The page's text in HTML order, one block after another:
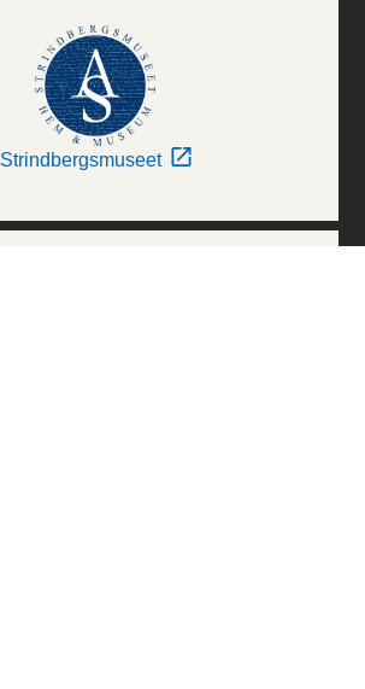
Strindbergsmuseet